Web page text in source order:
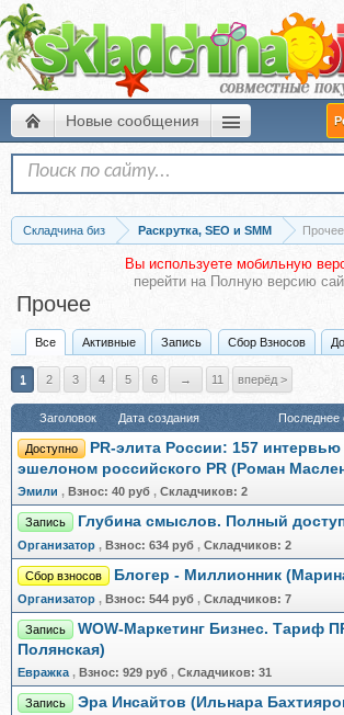
Новые сообщения
Складчина биз Раскрутка, SEO и SMM Прочее
Вы используете мобильную
перейти на Полную версию
Прочее
Все Активные Запись Сбор Взносов
1 2 3 4 5 6 → 11 вперёд >
Заголовок Дата создания Последнее
Доступно
PR-элита России: 157
эшелоном российского PR (Роман
Эмили , Взнос: 40 руб , Складчиков: 2
Запись Глубина смыслов. Полный
Организатор , Взнос: 634 руб , Складчиков: 2
Сбор взносов Блогер - Миллионник
Организатор , Взнос: 544 руб , Складчиков: 7
Запись
WOW-Маркетинг Бизнес. Тариф
Полянская)
Евражкa , Взнос: 929 руб , Складчиков: 31
Запись Эра Инсайтов (Ильнара